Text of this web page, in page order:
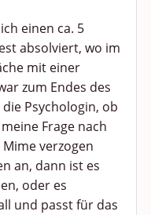
einen ca. 5
absolviert, wo im
mit einer
zum Endes des
Psychologin, ob
Frage nach
verzogen
an, dann ist es
oder es
und passt für das